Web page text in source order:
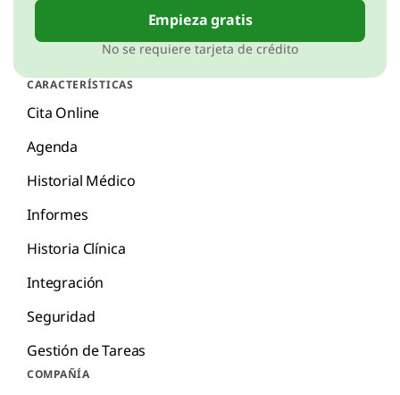
CARACTERÍSTICAS
Cita Online
Agenda
Historial Médico
Informes
Historia Clínica
Integración
Seguridad
Gestión de Tareas
COMPAÑÍA
Empieza gratis
No se requiere tarjeta de crédito